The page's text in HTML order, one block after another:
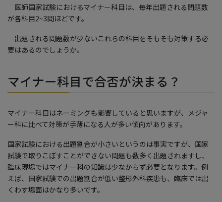
医師国家試験におけるマイナー科目は、毎年出題される問題数
が各科目2~3問ほどです。
出題される問題数が少ないこれらの科目をそもそも対策する必
要はあるのでしょうか。
マイナー科目で合否が決まる？
マイナー科目はネーミングも影響していると思いますが、メジャ
ー科に比べて対策が手薄になる人が多い傾向があります。
国家試験における出題割合が小さいというのは事実ですが、国家
試験で取りこぼすことができない問題も数多く出題されますし、
臨床現場ではマイナー科の知識は少なからず必要となります。例
えば、国家試験での出題割合が低い整形外科疾患も、臨床では出
くわす場面はかなり多いです。